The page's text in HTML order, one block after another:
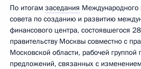
По итогам заседания Международного
совета по созданию и развитию
финансового центра, состоявшегося
правительству Москвы совместно с
Московской области, рабочей группой
предложений, связанных с